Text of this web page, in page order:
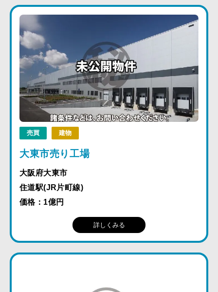
売買 建物
大東市売り工場
大阪府大東市
住道駅(JR片町線)
価格：1億円
詳しくみる